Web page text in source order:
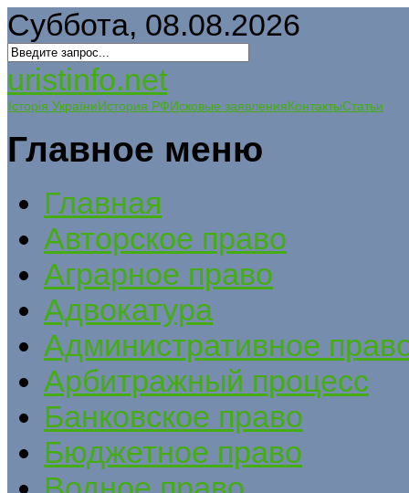
Суббота, 08.08.2026
uristinfo.net
Історія УкраїниИстория РФИсковые заявленияКонтактыСтатьи
Главное меню
Главная
Авторское право
Аграрное право
Адвокатура
Административное
Арбитражный процесс
Банковское право
Бюджетное право